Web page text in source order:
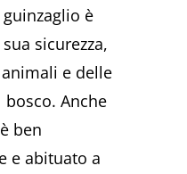
è
sicurezza,
e delle
Anche
ben
e abituato a